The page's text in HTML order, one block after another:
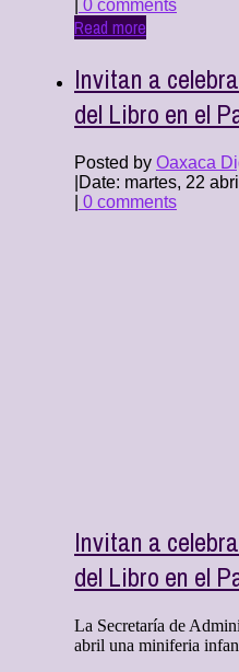
0 comments
Read more
Invitan a
del Libro en el
Posted by Oaxaca
Date: martes, 22
0 comments
Invitan a
del Libro en el
La Secretaría de
abril una miniferia